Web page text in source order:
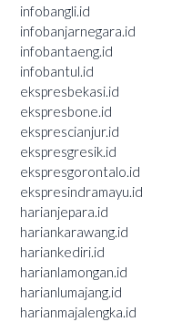
infobangli.id
infobanjarnegara.id
infobantaeng.id
infobantul.id
ekspresbekasi.id
ekspresbone.id
eksprescianjur.id
ekspresgresik.id
ekspresgorontalo.id
ekspresindramayu.id
harianjepara.id
hariankarawang.id
hariankediri.id
harianlamongan.id
harianlumajang.id
harianmajalengka.id